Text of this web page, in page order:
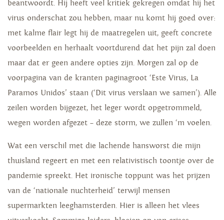
beantwoordt. Hij heeft veel kritiek gekregen omdat hij het
virus onderschat zou hebben, maar nu komt hij goed over:
met kalme flair legt hij de maatregelen uit, geeft concrete
voorbeelden en herhaalt voortdurend dat het pijn zal doen
maar dat er geen andere opties zijn. Morgen zal op de
voorpagina van de kranten paginagroot ‘Este Virus, La
Paramos Unidos’ staan (‘Dit virus verslaan we samen’). Alle
zeilen worden bijgezet, het leger wordt opgetrommeld,
wegen worden afgezet – deze storm, we zullen ‘m voelen.
Wat een verschil met die lachende hansworst die mijn
thuisland regeert en met een relativistisch toontje over de
pandemie spreekt. Het ironische toppunt was het prijzen
van de ‘nationale nuchterheid’ terwijl mensen
supermarkten leeghamsterden. Hier is alleen het vlees